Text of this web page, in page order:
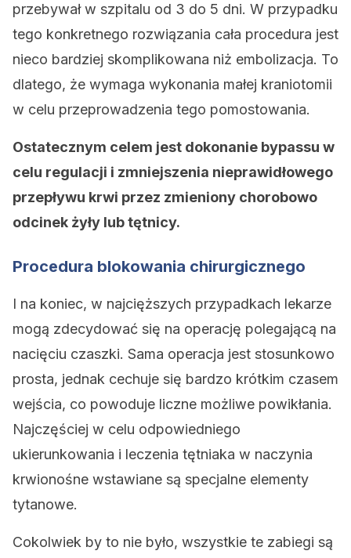
przebywał w szpitalu od 3 do 5 dni. W przypadku
tego konkretnego rozwiązania cała procedura jest
nieco bardziej skomplikowana niż embolizacja. To
dlatego, że wymaga wykonania małej kraniotomii
w celu przeprowadzenia tego pomostowania.
Ostatecznym celem jest dokonanie bypassu w
celu regulacji i zmniejszenia nieprawidłowego
przepływu krwi przez zmieniony chorobowo
odcinek żyły lub tętnicy.
Procedura blokowania chirurgicznego
I na koniec, w najcięższych przypadkach lekarze
mogą zdecydować się na operację polegającą na
nacięciu czaszki. Sama operacja jest stosunkowo
prosta, jednak cechuje się bardzo krótkim czasem
wejścia, co powoduje liczne możliwe powikłania.
Najczęściej w celu odpowiedniego
ukierunkowania i leczenia tętniaka w naczynia
krwionośne wstawiane są specjalne elementy
tytanowe.
Cokolwiek by to nie było, wszystkie te zabiegi są